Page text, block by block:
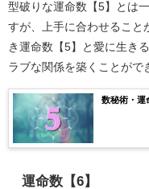
型破りな運命数【5】とは
すが、上手に合わせること
き運命数【5】と愛に生き
ラブな関係を築くことがで
数秘術・運
運命数【6】